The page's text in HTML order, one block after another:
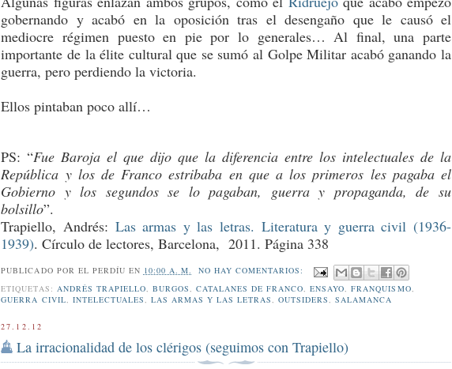
gobernando y acabó en la oposición tras el desengaño que le causó el
mediocre régimen puesto en pie por lo generales… Al final, una parte
importante de la élite cultural que se sumó al Golpe Militar acabó ganando la
guerra, pero perdiendo la victoria.
Ellos pintaban poco allí…
PS: “Fue Baroja el que dijo que la diferencia entre los intelectuales de la
República y los de Franco estribaba en que a los primeros les pagaba el
Gobierno y los segundos se lo pagaban, guerra y propaganda, de su
bolsillo”.
Trapiello, Andrés: Las armas y las letras. Literatura y guerra civil (1936-
1939). Círculo de lectores, Barcelona, 2011. Página 338
PUBLICADO POR EL PERDÍU EN 10:00 A. M.
NO HAY COMENTARIOS:
ETIQUETAS: ANDRÉS TRAPIELLO, BURGOS, CATALANES DE FRANCO,ENSAYO,FRANQUISMO,
GUERRA CIVIL, INTELECTUALES, LAS ARMAS Y LAS LETRAS,OUTSIDERS,SALAMANCA
27.12.12
La irracionalidad de los clérigos (seguimos con Trapiello)